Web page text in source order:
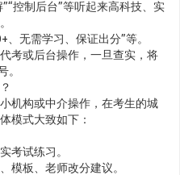
控制后台”等听起来高科技、实
无需学习、保证出分”等。
考或后台操作，一旦查实，将
。
机构或中介操作，在考生的城
模式大致如下：
考试练习。
模板、老师改分建议。